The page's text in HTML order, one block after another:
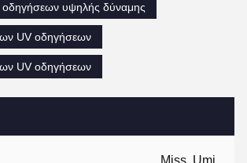
Miss. Umi
οδηγήσεων υψηλής δύναμης
UV οδηγήσεων
UV οδηγήσεων